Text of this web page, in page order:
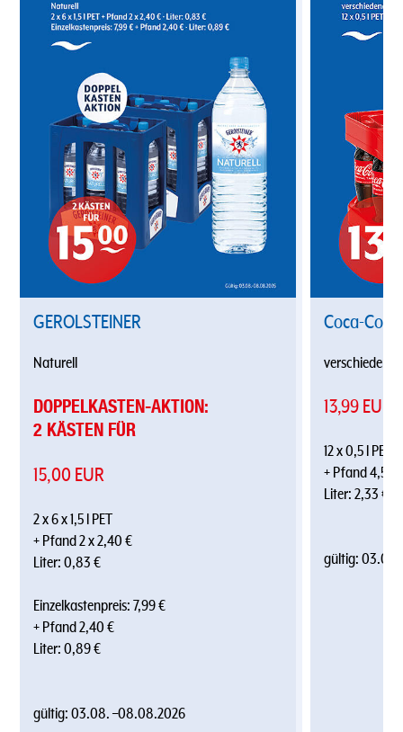
GEROLSTEINER
Naturell
DOPPELKASTEN-AKTION:
2 KÄSTEN FÜR
15,00 EUR
2 x 6 x 1,5 l PET
+ Pfand 2 x 2,40 €
Liter: 0,83 €
Einzelkastenpreis: 7,99 €
+ Pfand 2,40 €
Liter: 0,89 €
gültig: 03.08. –08.08.2026
Coca-Cola
verschiedene
13,99 EUR
12 x 0,5 l PET
+ Pfand 4,50
Liter: 2,33 €
gültig:03.08.